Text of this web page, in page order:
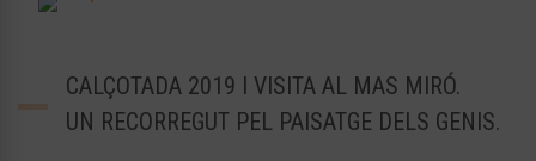
CALÇOTADA 2019 I VISITA AL MAS MIRÓ.
UN RECORREGUT PEL PAISATGE DELS GENIS.